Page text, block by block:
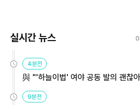
실시간 뉴스
4분전
與 "'하늘이법' 여야 공동 발의 괜찮
9분전